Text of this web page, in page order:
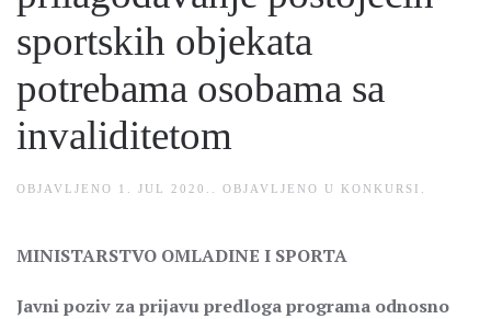
sportskih objekata
potrebama osobama sa
invaliditetom
OBJAVLJENO 1. JUL 2020. . OBJAVLJENO U KONKURSI
MINISTARSTVO OMLADINE I SPORTA
Javni poziv za prijavu predloga programa odnosno